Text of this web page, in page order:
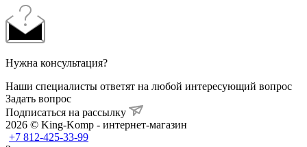
Нужна консультация?
Наши специалисты ответят на любой интересующий вопрос
Задать вопрос
Подписаться на рассылку
2026 © King-Komp - интернет-магазин
+7 812-425-33-99